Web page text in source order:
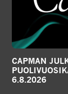
CAPMAN
6.8.2026